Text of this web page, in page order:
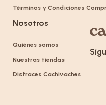
Términos y Condiciones
Nosotros
Quiénes somos
Nuestras tiendas
Disfraces Cachivaches